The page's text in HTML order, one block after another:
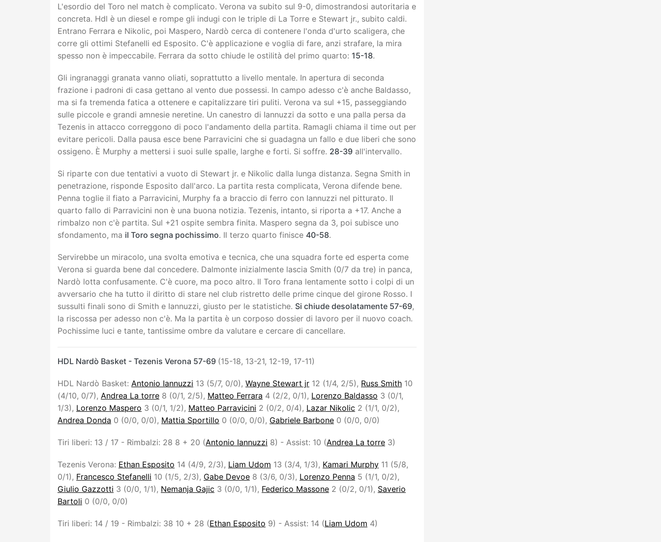
L'esordio del Toro nel match è complicato. Verona va subito sul 9-0, dimostrandosi autoritaria e
concreta. Hdl è un diesel e rompe gli indugi con le triple di La Torre e Stewart jr., subito caldi.
Entrano Ferrara e Nikolic, poi Maspero, Nardò cerca di contenere l'onda d'urto scaligera, che
corre gli ottimi Stefanelli ed Esposito. C'è applicazione e voglia di fare, anzi strafare, la mira
spesso non è impeccabile. Ferrara da sotto chiude le ostilità del primo quarto: 15-18.
Gli ingranaggi granata vanno oliati, soprattutto a livello mentale. In apertura di seconda
frazione i padroni di casa gettano al vento due possessi. In campo adesso c'è anche Baldasso,
ma si fa tremenda fatica a ottenere e capitalizzare tiri puliti. Verona va sul +15, passeggiando
sulle piccole e grandi amnesie neretine. Un canestro di Iannuzzi da sotto e una palla persa da
Tezenis in attacco correggono di poco l'andamento della partita. Ramagli chiama il time out per
evitare pericoli. Dalla pausa esce bene Parravicini che si guadagna un fallo e due liberi che sono
ossigeno. È Murphy a mettersi i suoi sulle spalle, larghe e forti. Si soffre. 28-39 all'intervallo.
Si riparte con due tentativi a vuoto di Stewart jr. e Nikolic dalla lunga distanza. Segna Smith in
penetrazione, risponde Esposito dall'arco. La partita resta complicata, Verona difende bene.
Penna toglie il fiato a Parravicini, Murphy fa a braccio di ferro con Iannuzzi nel pitturato. Il
quarto fallo di Parravicini non è una buona notizia. Tezenis, intanto, si riporta a +17. Anche a
rimbalzo non c'è partita. Sul +21 ospite sembra finita. Maspero segna da 3, poi subisce uno
sfondamento, ma il Toro segna pochissimo. Il terzo quarto finisce 40-58.
Servirebbe un miracolo, una svolta emotiva e tecnica, che una squadra forte ed esperta come
Verona si guarda bene dal concedere. Dalmonte inizialmente lascia Smith (0/7 da tre) in panca,
Nardò lotta confusamente. C'è cuore, ma poco altro. Il Toro frana lentamente sotto i colpi di un
avversario che ha tutto il diritto di stare nel club ristretto delle prime cinque del girone Rosso. I
sussulti finali sono di Smith e Iannuzzi, giusto per le statistiche. Si chiude desolatamente 57-69,
la riscossa per adesso non c'è. Ma la partita è un corposo dossier di lavoro per il nuovo coach.
Pochissime luci e tante, tantissime ombre da valutare e cercare di cancellare.
HDL Nardò Basket - Tezenis Verona 57-69 (15-18, 13-21, 12-19, 17-11)
HDL Nardò Basket: Antonio Iannuzzi 13 (5/7, 0/0), Wayne Stewart jr 12 (1/4, 2/5), Russ Smith 10
(4/10, 0/7), Andrea La torre 8 (0/1, 2/5), Matteo Ferrara 4 (2/2, 0/1), Lorenzo Baldasso 3 (0/1,
1/3), Lorenzo Maspero 3 (0/1, 1/2), Matteo Parravicini 2 (0/2, 0/4), Lazar Nikolic 2 (1/1, 0/2),
Andrea Donda 0 (0/0, 0/0), Mattia Sportillo 0 (0/0, 0/0), Gabriele Barbone 0 (0/0, 0/0)
Tiri liberi: 13 / 17 - Rimbalzi: 28 8 + 20 (Antonio Iannuzzi 8) - Assist: 10 (Andrea La torre 3)
Tezenis Verona: Ethan Esposito 14 (4/9, 2/3), Liam Udom 13 (3/4, 1/3), Kamari Murphy 11 (5/8,
0/1), Francesco Stefanelli 10 (1/5, 2/3), Gabe Devoe 8 (3/6, 0/3), Lorenzo Penna 5 (1/1, 0/2),
Giulio Gazzotti 3 (0/0, 1/1), Nemanja Gajic 3 (0/0, 1/1), Federico Massone 2 (0/2, 0/1), Saverio
Bartoli 0 (0/0, 0/0)
Tiri liberi: 14 / 19 - Rimbalzi: 38 10 + 28 (Ethan Esposito 9) - Assist: 14 (Liam Udom 4)